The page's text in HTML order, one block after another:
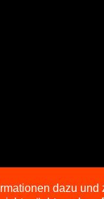
dazu